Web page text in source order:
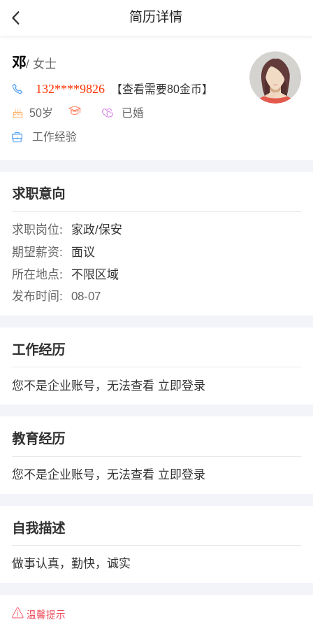
简历详情
邓/ 女士
132****9826 【查看需要80金币】
50岁 已婚
工作经验
求职意向
求职岗位:
家政/保安
期望薪资:
面议
所在地点:
不限区域
发布时间:
08-07
工作经历
您不是企业账号，无法查看 立即登录
教育经历
您不是企业账号，无法查看 立即登录
自我描述
做事认真，勤快，诚实
温馨提示